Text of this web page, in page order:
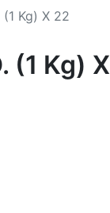
(1 Kg) X 22
(1 Kg) X